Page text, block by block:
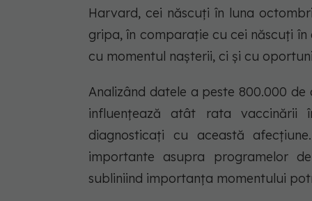
Harvard, cei născuți în luna
gripa, în comparație cu cei născuți
cu momentul nașterii, ci și cu
Analizând datele a peste 800.000
influențează atât rata
diagnosticați cu această
importante asupra programelor
subliniind importanța momentului